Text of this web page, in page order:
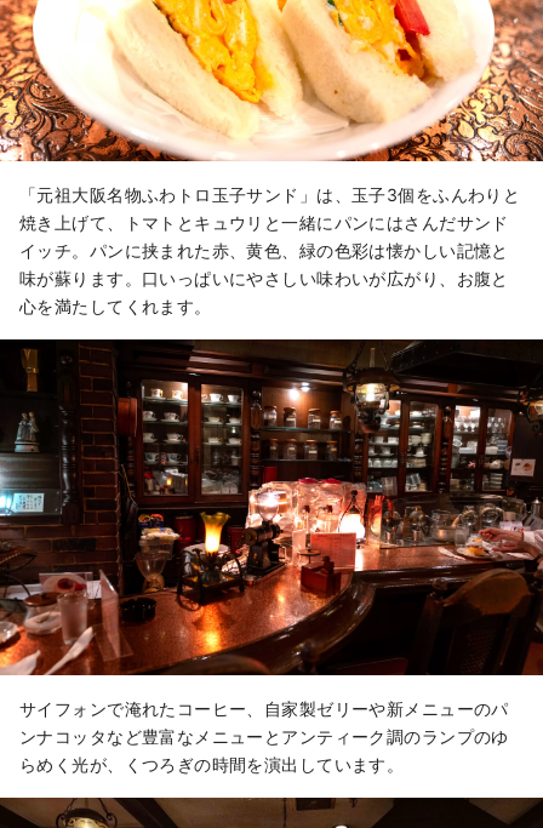
「元祖大阪名物ふわトロ玉子サンド」は、玉子3個をふんわりと
焼き上げて、トマトとキュウリと一緒にパンにはさんだサンド
イッチ。パンに挟まれた赤、黄色、緑の色彩は懐かしい記憶と
味が蘇ります。口いっぱいにやさしい味わいが広がり、お腹と
心を満たしてくれます。
サイフォンで淹れたコーヒー、自家製ゼリーや新メニューのパ
ンナコッタなど豊富なメニューとアンティーク調のランプのゆ
らめく光が、くつろぎの時間を演出しています。